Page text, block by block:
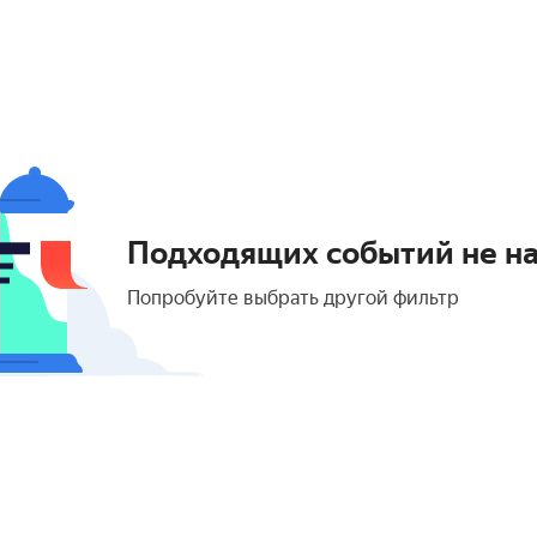
Подходящих событий не
Попробуйте выбрать другой фильтр